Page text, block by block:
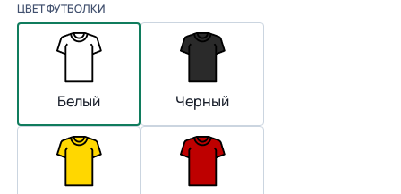
ЦВЕТ ФУТБОЛКИ
Белый Черный